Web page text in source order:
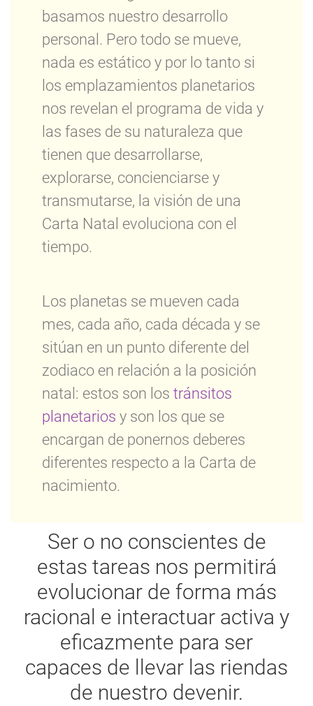
basamos nuestro desarrollo
personal. Pero todo se mueve,
nada es estático y por lo tanto si
los emplazamientos planetarios
nos revelan el programa de vida y
las fases de su naturaleza que
tienen que desarrollarse,
explorarse, concienciarse y
transmutarse, la visión de una
Carta Natal evoluciona con el
tiempo.
Los planetas se mueven cada
mes, cada año, cada década y se
sitúan en un punto diferente del
zodiaco en relación a la posición
natal: estos son los tránsitos
planetarios y son los que se
encargan de ponernos deberes
diferentes respecto a la Carta de
nacimiento.
Ser o no conscientes de
estas tareas nos permitirá
evolucionar de forma más
racional e interactuar activa y
eficazmente para ser
capaces de llevar las riendas
de nuestro devenir.